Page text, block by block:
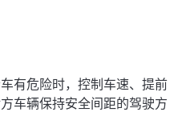
有危险时，控制车速、提前
车辆保持安全间距的驾驶方